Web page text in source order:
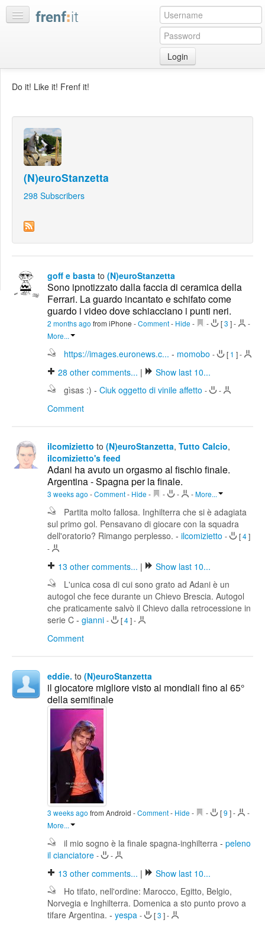
Login
discussions
Bookmarks
Best
:LISTS
Edit
Edit
Search
Do it! Like it! Frenf it!
(N)euroStanzetta
298 Subscribers
goff e basta to (N)euroStanzetta
Sono ipnotizzato dalla faccia di ceramica della
Ferrari. La guardo incantato e schifato come
guardo i video dove schiacciano i punti neri.
2 months ago from iPhone -Comment- Hide - - [3 ]-
-
More...
https://images.euronews.c... - momobo - [ 1 ]-
28 other comments... |
Show last 10...
gìsas :) - Ciuk oggetto di vinile affetto - -
Comment
ilcomizietto to (N)euroStanzetta, Tutto Calcio,
ilcomizietto's feed
Adani ha avuto un orgasmo al fischio finale.
Argentina - Spagna per la finale.
3 weeks ago -Comment- Hide - - - -More...
Partita molto fallosa. Inghilterra che si è adagiata
sul primo gol. Pensavano di giocare con la squadra
dell'oratorio? Rimango perplesso. - ilcomizietto - [4]
-
13 other comments... |
Show last 10...
L'unica cosa di cui sono grato ad Adani è un
autogol che fece durante un Chievo Brescia. Autogol
che praticamente salvò il Chievo dalla retrocessione in
serie C - gianni - [4]-
Comment
eddie. to (N)euroStanzetta
il giocatore migliore visto ai mondiali fino al 65°
della semifinale
3 weeks ago from Android -Comment- Hide - - [9 ]-
-
More...
il mio sogno è la finale spagna-inghilterra - peleno
il cianciatore - -
13 other comments... |
Show last 10...
Ho tifato, nell'ordine: Marocco, Egitto, Belgio,
Norvegia e Inghilterra. Domenica a sto punto provo a
tifare Argentina. - yespa - [3 ]-